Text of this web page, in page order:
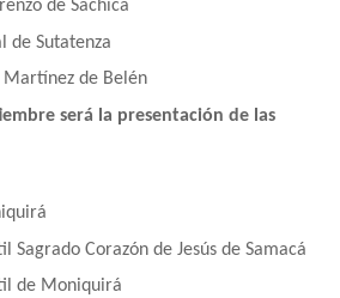
de Sáchica
de Sutatenza
Martínez de Belén
será la presentación de las
Sagrado Corazón de Jesús de Samacá
de Moniquirá